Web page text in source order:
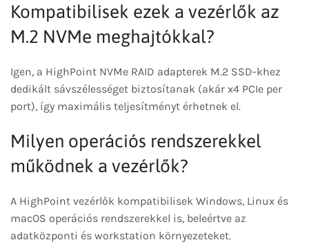
Kompatibilisek ezek a vezérlők az
M.2 NVMe meghajtókkal?
Igen, a HighPoint NVMe RAID adapterek M.2 SSD-khez
dedikált sávszélességet biztosítanak (akár x4 PCIe per
port), így maximális teljesítményt érhetnek el.
Milyen operációs rendszerekkel
működnek a vezérlők?
A HighPoint vezérlők kompatibilisek Windows, Linux és
macOS operációs rendszerekkel is, beleértve az
adatközponti és workstation környezeteket.